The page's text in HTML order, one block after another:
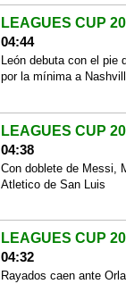
LEAGUES CUP
04:44
León debuta con el pie
por la mínima a
LEAGUES CUP
04:38
Con doblete de Messi,
Atletico de San Luis
LEAGUES CUP
04:32
Rayados caen ante